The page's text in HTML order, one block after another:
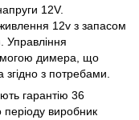
12V.
12v з запасом
Управління
димера, що
згідно з потребами.
гарантію 36
виробник